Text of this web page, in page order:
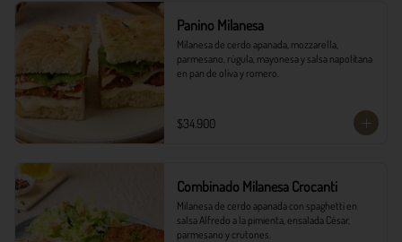
Panino Milanesa
Milanesa de cerdo apanada, mozzarella,
parmesano, rúgula, mayonesa y salsa napolitana
en pan de oliva y romero.
$34.900
Combinado Milanesa Crocanti
Milanesa de cerdo apanada con spaghetti en
salsa Alfredo a la pimienta, ensalada César,
parmesano y crutones.